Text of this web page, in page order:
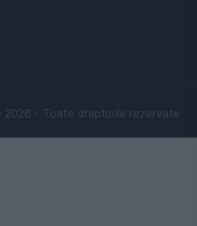
2026 - Toate drepturile rezervate